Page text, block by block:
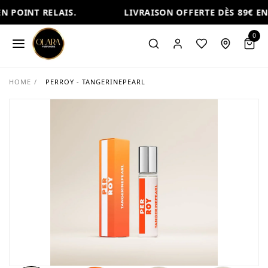
POINT RELAIS. LIVRAISON OFFERTE DÈS 89€
0
HOME / PERROY - TANGERINEPEARL